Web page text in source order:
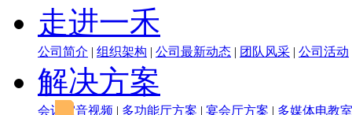
走进一禾
公司简介 | 组织架构 | 公司最新动态 | 团队风采 | 公司活动
解决方案
会议室音视频 | 多功能厅方案 | 宴会厅方案 | 多媒体电教室